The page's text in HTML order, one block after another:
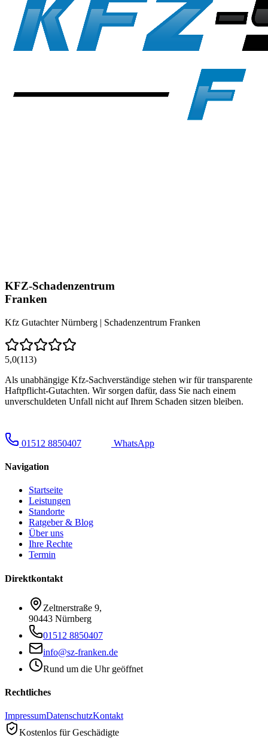
KFZ-Schadenzentrum
Franken
Kfz Gutachter Nürnberg | Schadenzentrum Franken
5,0(113)
Als unabhängige Kfz-Sachverständige stehen wir für transparente
Haftpflicht-Gutachten. Wir sorgen dafür, dass Sie nach einem
unverschuldeten Unfall nicht auf Ihrem Schaden sitzen bleiben.
01512 8850407 WhatsApp
Navigation
Startseite
Leistungen
Standorte
Ratgeber & Blog
Über uns
Ihre Rechte
Termin
Direktkontakt
Zeltnerstraße 9,
90443 Nürnberg
01512 8850407
info@sz-franken.de
Rund um die Uhr geöffnet
Rechtliches
ImpressumDatenschutzKontakt
Kostenlos für Geschädigte